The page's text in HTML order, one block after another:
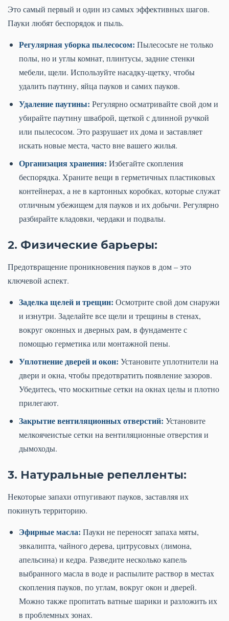
Это самый первый и один из самых эффективных шагов.
Пауки любят беспорядок и пыль.
Регулярная уборка пылесосом: Пылесосьте не только
полы, но и углы комнат, плинтусы, задние стенки
мебели, щели. Используйте насадку-щетку, чтобы
удалить паутину, яйца пауков и самих пауков.
Удаление паутины: Регулярно осматривайте свой дом и
убирайте паутину шваброй, щеткой с длинной ручкой
или пылесосом. Это разрушает их дома и заставляет
искать новые места, часто вне вашего жилья.
Организация хранения: Избегайте скопления
беспорядка. Храните вещи в герметичных пластиковых
контейнерах, а не в картонных коробках, которые служат
отличным убежищем для пауков и их добычи. Регулярно
разбирайте кладовки, чердаки и подвалы.
2. Физические барьеры:
Предотвращение проникновения пауков в дом – это
ключевой аспект.
Заделка щелей и трещин: Осмотрите свой дом снаружи
и изнутри. Заделайте все щели и трещины в стенах,
вокруг оконных и дверных рам, в фундаменте с
помощью герметика или монтажной пены.
Уплотнение дверей и окон: Установите уплотнители на
двери и окна, чтобы предотвратить появление зазоров.
Убедитесь, что москитные сетки на окнах целы и плотно
прилегают.
Закрытие вентиляционных отверстий: Установите
мелкоячеистые сетки на вентиляционные отверстия и
дымоходы.
3. Натуральные репелленты:
Некоторые запахи отпугивают пауков, заставляя их
покинуть территорию.
Эфирные масла: Пауки не переносят запаха мяты,
эвкалипта, чайного дерева, цитрусовых (лимона,
апельсина) и кедра. Разведите несколько капель
выбранного масла в воде и распылите раствор в местах
скопления пауков, по углам, вокруг окон и дверей.
Можно также пропитать ватные шарики и разложить их
в проблемных зонах.